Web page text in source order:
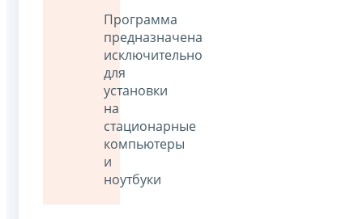
Программа
предназначена
исключительно
для
установки
на
стационарные
компьютеры
и
ноутбуки